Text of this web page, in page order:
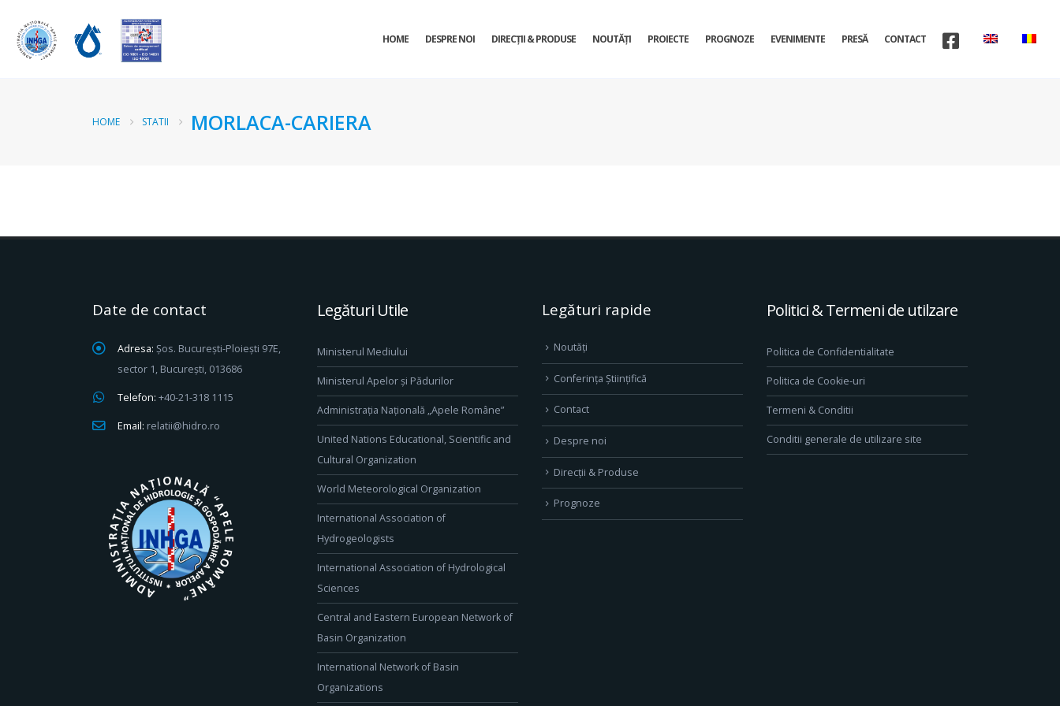
HOME DESPRE NOI DIRECŢII & PRODUSE NOUTĂȚI PROIECTE PROGNOZE EVENIMENTE PRESĂ CONTACT
HOME STATII MORLACA-CARIERA
Date de contact
Adresa: Șos. București-Ploiești 97E,
sector 1, București, 013686
Telefon: +40-21-318 1115
Email: relatii@hidro.ro
Legături Utile
Ministerul Mediului
Ministerul Apelor și Pădurilor
Administrația Națională „Apele Române”
United Nations Educational, Scientific and
Cultural Organization
World Meteorological Organization
International Association of
Hydrogeologists
International Association of Hydrological
Sciences
Central and Eastern European Network of
Basin Organization
International Network of Basin
Organizations
Legături rapide
Noutăți
Conferința Științifică
Contact
Despre noi
Direcţii & Produse
Prognoze
Politici & Termeni de utilzare
Politica de Confidentialitate
Politica de Cookie-uri
Termeni & Conditii
Conditii generale de utilizare site